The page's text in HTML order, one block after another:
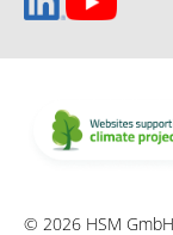
© 2026 HSM GmbH